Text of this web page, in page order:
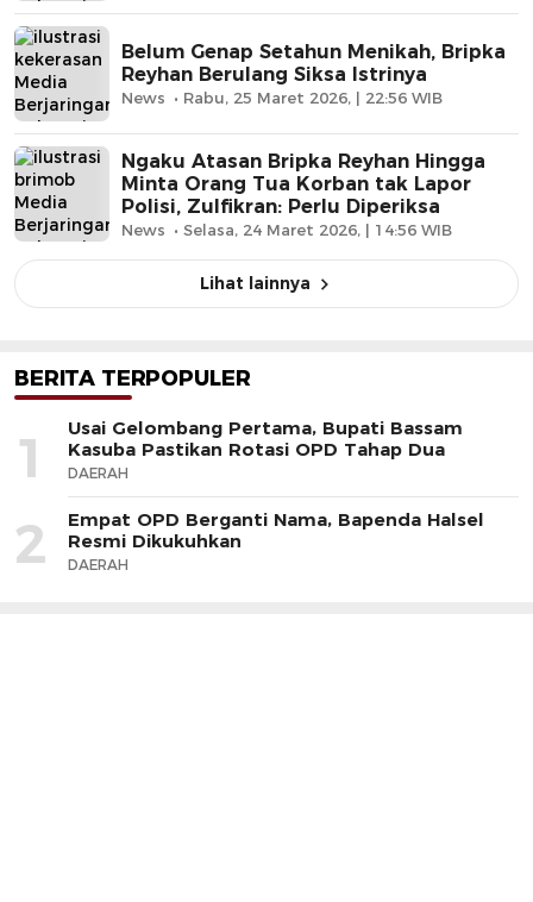
Belum Genap Setahun Menikah, Bripka
Reyhan Berulang Siksa Istrinya
News Rabu, 25 Maret 2026, | 22:56 WIB
Ngaku Atasan Bripka Reyhan Hingga
Minta Orang Tua Korban tak Lapor
Polisi, Zulfikran: Perlu Diperiksa
News Selasa, 24 Maret 2026, | 14:56 WIB
Lihat lainnya
BERITA TERPOPULER
1
Usai Gelombang Pertama, Bupati Bassam
Kasuba Pastikan Rotasi OPD Tahap Dua
DAERAH
2
Empat OPD Berganti Nama, Bapenda Halsel
Resmi Dikukuhkan
DAERAH